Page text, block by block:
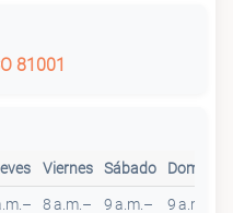
81001
Viernes Sábado Domingo
8 a.m.–
9 a.m.–
9 a.m.–